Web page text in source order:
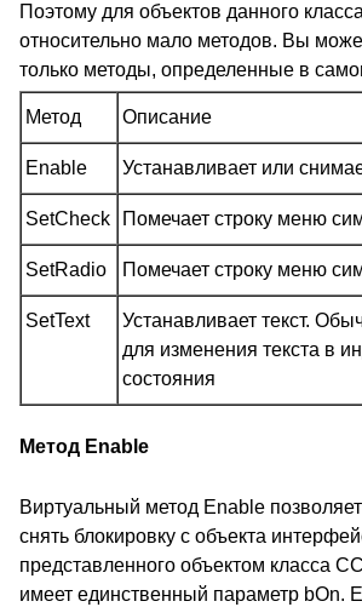
Поэтому для объектов данного
относительно мало методов. Вы
только методы, определенные в
Метод Описание
Enable Устанавливает или
SetCheck Помечает строку меню
SetRadio Помечает строку меню
SetText
Устанавливает текст.
для изменения текста в
состояния
Метод Enable
Виртуальный метод Enable
снять блокировку с объекта
представленного объектом класса
имеет единственный параметр bOn.